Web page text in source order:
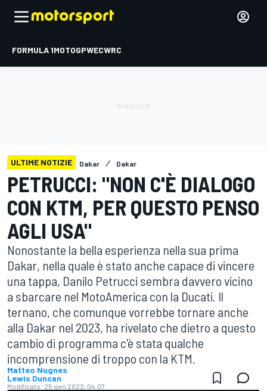
FORMULA 1MOTOGPWECWRC
ULTIME NOTIZIE Dakar Dakar
PETRUCCI: "NON C'È DIALOGO
CON KTM, PER QUESTO PENSO
AGLI USA"
Nonostante la bella esperienza nella sua prima
Dakar, nella quale è stato anche capace di vincere
una tappa, Danilo Petrucci sembra davvero vicino
a sbarcare nel MotoAmerica con la Ducati. Il
ternano, che comunque vorrebbe tornare anche
alla Dakar nel 2023, ha rivelato che dietro a questo
cambio di programma c'è stata qualche
incomprensione di troppo con la KTM.
Matteo Nugnes
Lewis Duncan
Modificato: 25 gen 2022, 04:07